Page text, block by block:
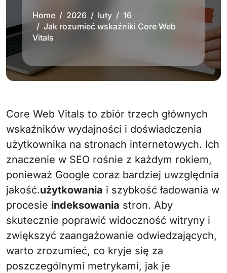
Home 2026 luty
16
Jak rozumieć wskaźniki Core Web
Vitals
Core Web Vitals to zbiór trzech głównych
wskaźników wydajności i doświadczenia
użytkownika na stronach internetowych. Ich
znaczenie w SEO rośnie z każdym rokiem,
ponieważ Google coraz bardziej uwzględnia
jakość.użytkowania i szybkość ładowania w
procesie indeksowania stron. Aby
skutecznie poprawić widoczność witryny i
zwiększyć zaangażowanie odwiedzających,
warto zrozumieć, co kryje się za
poszczególnymi metrykami, jak je